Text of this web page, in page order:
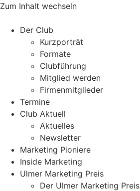
Zum Inhalt wechseln
Der Club
Kurzporträt
Formate
Clubführung
Mitglied werden
Firmenmitglieder
Termine
Club Aktuell
Aktuelles
Newsletter
Marketing Pioniere
Inside Marketing
Ulmer Marketing Preis
Der Ulmer Marketing Preis